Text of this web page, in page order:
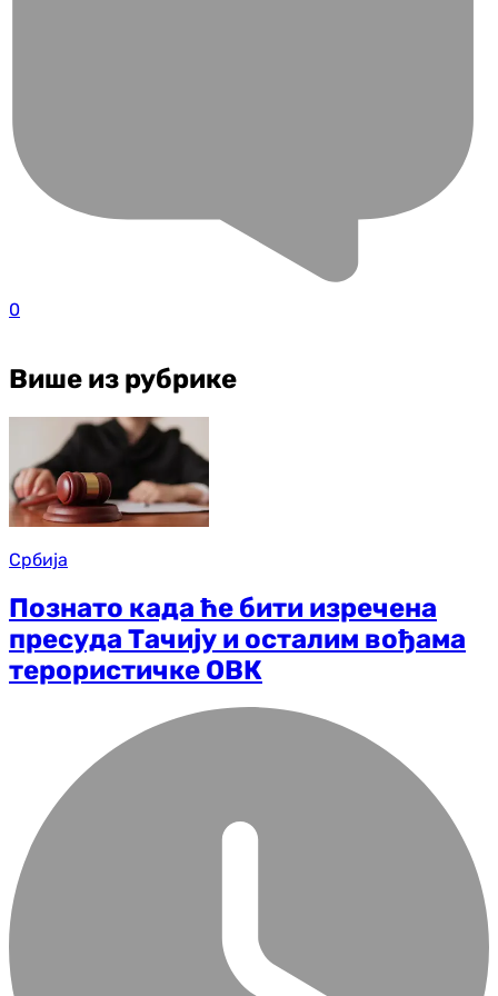
0
Више из рубрике
Србија
Познато када ће бити изречена
пресуда Тачију и осталим вођама
терористичке ОВК